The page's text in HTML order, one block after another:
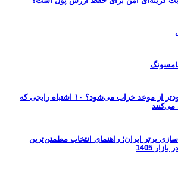
چرا باتری خودرو زودتر از موعد خراب می‌شود؟ ۱۰ اشتباه رایجی که
برتر ایران؛ راهنمای انتخاب مطمئن‌ترین
1405